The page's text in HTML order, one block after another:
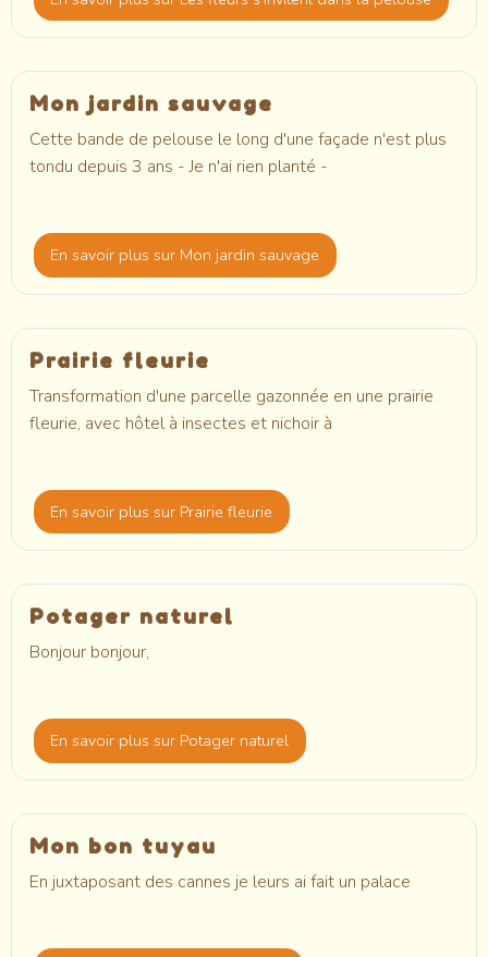
Mon jardin sauvage
Cette bande de pelouse le long d'une façade n'est plus
tondu depuis 3 ans - Je n'ai rien planté -
En savoir plussur Mon jardin sauvage
Prairie fleurie
Transformation d'une parcelle gazonnée en une prairie
fleurie, avec hôtel à insectes et nichoir à
En savoir plussur Prairie fleurie
Potager naturel
Bonjour bonjour,
En savoir plussur Potager naturel
Mon bon tuyau
En juxtaposant des cannes je leurs ai fait un palace